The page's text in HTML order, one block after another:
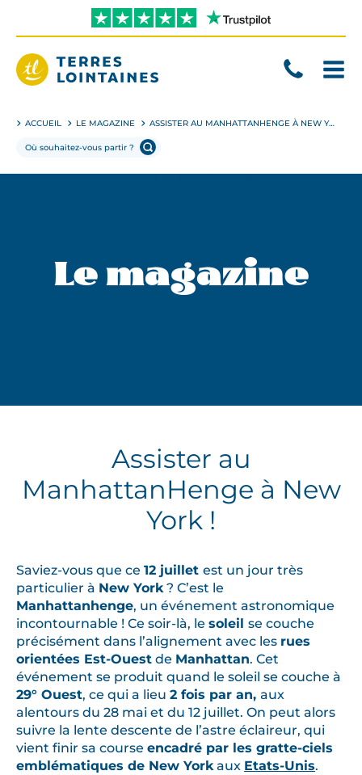
directement
contenu
ACCUEIL LE MAGAZINE ASSISTER AU MANHATTANHENGE À NEW YORK !
Le magazine
Assister au
ManhattanHenge à New
York !
Saviez-vous que ce 12 juillet est un jour très
particulier à New York? C’est le
Manhattanhenge, un événement astronomique
incontournable ! Ce soir-là, le soleil se couche
précisément dans l’alignement avec les rues
orientées Est-Ouest de Manhattan. Cet
événement se produit quand le soleil se couche à
29° Ouest, ce qui a lieu 2 fois par an, aux
alentours du 28 mai et du 12 juillet. On peut alors
suivre la lente descente de l’astre éclaireur, qui
vient finir sa course encadré par les gratte-ciels
emblématiques de New Yorkaux Etats-Unis.